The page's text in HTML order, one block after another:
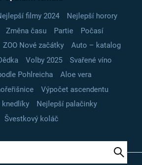
filmy 2024
Nejlepší horory
Změna času Partie
Počasí
ZOO Nové začátky
Auto – katalog
Volby 2025
Svařené víno
Pohlreicha
Aloe vera
Výpočet ascendentu
knedlíky
Nejlepší palačinky
Švestkový koláč